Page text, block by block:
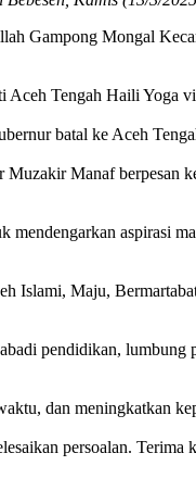
Gampong Mongal
Aceh Tengah Haili Yoga
batal ke Aceh
Manaf berpesan
aspirasi
Islami, Maju,
pendidikan, lumbung
dan meningkatkan
persoalan. Terima